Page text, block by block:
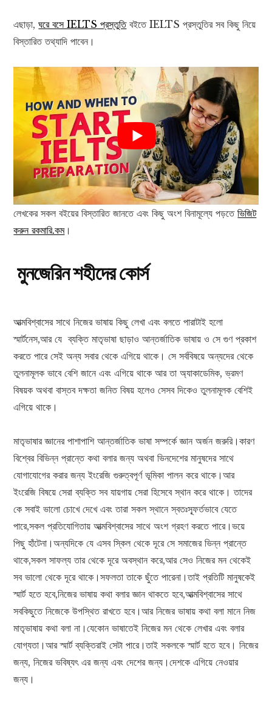
এছাড়া,ঘরে বসে IELTS প্রস্তুতিবইতে IELTS প্রস্তুতির সব কিছু নিয়ে
বিস্তারিত তথ্যাদি পাবেন।
লেখকের সকল বইয়ের বিস্তারিত জানতে এবং কিছু অংশ বিনামূল্যে পড়তেভিজিট
করুন রকমারি.কম।
মুনজেরিন শহীদের কোর্স
আত্মবিশ্বাসের সাথে নিজের ভাষায় কিছু লেখা এবং বলতে পারাটাই হলো
স্মার্টনেস,আর যে ব্যক্তি মাতৃভাষা ছাড়াও আন্তর্জাতিক ভাষায় ও সে গুণ প্রকাশ
করতে পারে সেই অন্য সবার থেকে এগিয়ে থাকে। সে সর্ববিষয়ে অন্যদের থেকে
তুলনামূলক ভাবে বেশি জানে এবং এগিয়ে থাকে আর তা অ্যাকাডেমিক, ভ্রমণ
বিষয়ক অথবা বাস্তব দক্ষতা জনিত বিষয় হলেও সেসব দিকেও তুলনামূলক বেশিই
এগিয়ে থাকে।
মাতৃভাষার জ্ঞানের পাশাপাশি আন্তর্জাতিক ভাষা সম্পর্কে জ্ঞান অর্জন জরুরি।কারণ
বিশ্বের বিভিন্ন প্রান্তে কথা বলার জন্য অথবা ভিনদেশের মানুষদের সাথে
যোগাযোগের করার জন্য ইংরেজি গুরুত্বপূর্ণ ভূমিকা পালন করে থাকে।আর
ইংরেজি বিষয়ে সেরা ব্যক্তি সব যায়গায় সেরা হিসেবে স্থান করে থাকে। তাদের
কে সবাই ভালো চোখে দেখে এবং তারা সকল স্থানে স্বতঃস্ফূর্তভাবে যেতে
পারে,সকল প্রতিযোগিতায় আত্মবিশ্বাসের সাথে অংশ গ্রহণ করতে পারে।ভয়ে
পিছু হাঁটেনা।অন্যদিকে যে এসব স্কিল থেকে দূরে সে সমাজের ভিন্ন প্রান্তে
থাকে,সকল সাফল্য তার থেকে দূরে অবস্থান করে,আর সেও নিজের মন থেকেই
সব ভালো থেকে দূরে থাকে।সফলতা তাকে ছুঁতে পারেনা।তাই প্রতিটি মানুষকেই
স্মার্ট হতে হবে,নিজের ভাষায় কথা বলার জ্ঞান থাকতে হবে,আত্মবিশ্বাসের সাথে
সবকিছুতে নিজেকে উপস্থিত রাখতে হবে।আর নিজের ভাষায় কথা বলা মানে নিজ
মাতৃভাষায় কথা বলা না।যেকোন ভাষাতেই নিজের মন থেকে লেখার এবং বলার
যোগ্যতা।আর স্মার্ট ব্যক্তিরাই সেটা পারে।তাই সকলকে স্মার্ট হতে হবে। নিজের
জন্য, নিজের ভবিষ্যৎ এর জন্য এবং দেশের জন্য।দেশকে এগিয়ে নেওয়ার
জন্য।